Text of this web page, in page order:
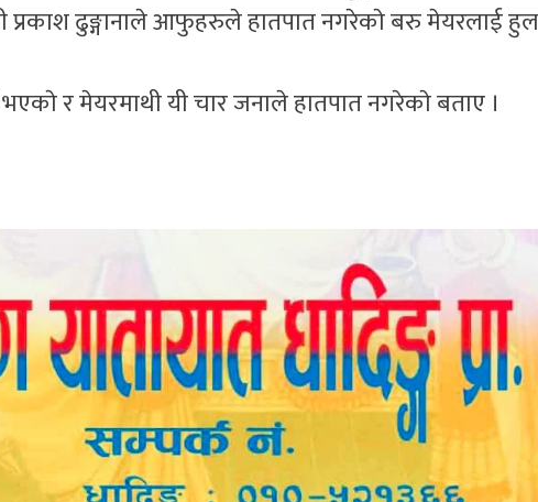
प्रकाश ढुङ्गानाले आफुहरुले हातपात नगरेकाे बरु मेयरलाई
भएकाे र मेयरमाथी यी चार जनाले हातपात नगरेकाे बताए ।